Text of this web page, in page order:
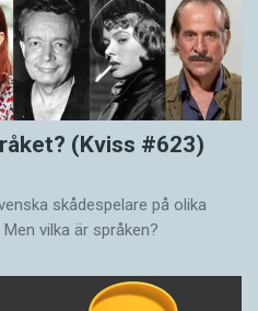
(Kviss #623)
skådespelare på olika
vilka är språken?